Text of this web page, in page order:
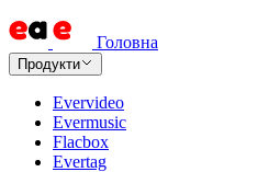
Головна
Продукти
Evervideo
Evermusic
Flacbox
Evertag